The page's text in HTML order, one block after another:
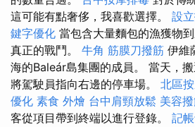
這可能有點奢侈，我喜歡選擇。 設
鍵字優化 當包含大量麵包的漁獲物
真正的戰鬥。 牛角 筋膜刀撥筋 伊維
海的Baleár島集團的成員。 當天，
將駕駛員指向右邊的停車場。 北區
優化 素食 外燴 台中肩頸放鬆 美容
客從項目帶到終端以進行登錄。 記